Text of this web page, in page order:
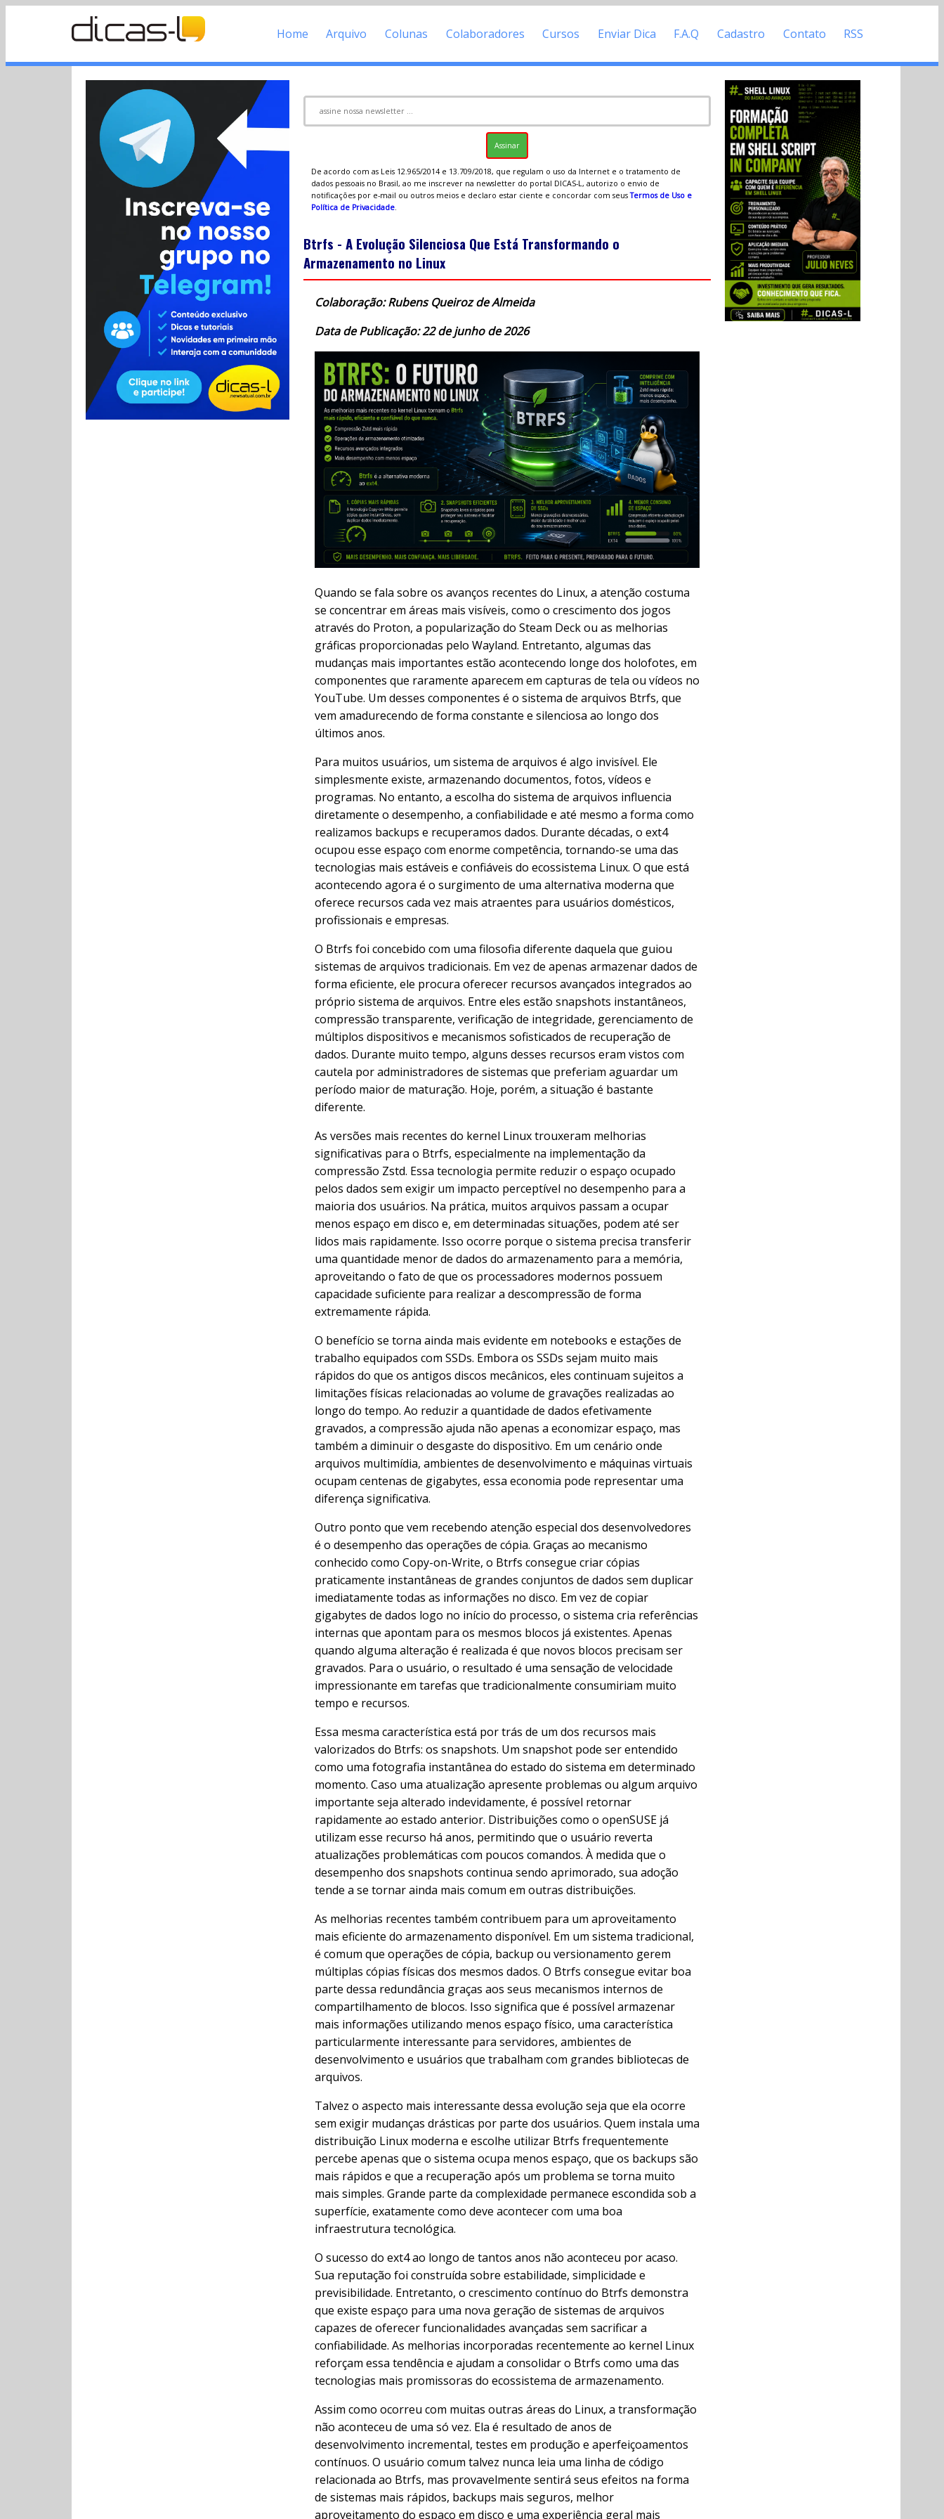
Home Arquivo Colunas Colaboradores Cursos Enviar Dica F.A.Q Cadastro Contato RSS
De acordo com as Leis 12.965/2014 e 13.709/2018, que regulam o uso da Internet e o tratamento de
dados pessoais no Brasil, ao me inscrever na newsletter do portal DICAS-L, autorizo o envio de
notificações por e-mail ou outros meios e declaro estar ciente e concordar com seusTermos de Uso e
Política de Privacidade.
Btrfs - A Evolução Silenciosa Que Está Transformando o
Armazenamento no Linux
Colaboração: Rubens Queiroz de Almeida
Data de Publicação: 22 de junho de 2026
Quando se fala sobre os avanços recentes do Linux, a atenção costuma
se concentrar em áreas mais visíveis, como o crescimento dos jogos
através do Proton, a popularização do Steam Deck ou as melhorias
gráficas proporcionadas pelo Wayland. Entretanto, algumas das
mudanças mais importantes estão acontecendo longe dos holofotes, em
componentes que raramente aparecem em capturas de tela ou vídeos no
YouTube. Um desses componentes é o sistema de arquivos Btrfs, que
vem amadurecendo de forma constante e silenciosa ao longo dos
últimos anos.
Para muitos usuários, um sistema de arquivos é algo invisível. Ele
simplesmente existe, armazenando documentos, fotos, vídeos e
programas. No entanto, a escolha do sistema de arquivos influencia
diretamente o desempenho, a confiabilidade e até mesmo a forma como
realizamos backups e recuperamos dados. Durante décadas, o ext4
ocupou esse espaço com enorme competência, tornando-se uma das
tecnologias mais estáveis e confiáveis do ecossistema Linux. O que está
acontecendo agora é o surgimento de uma alternativa moderna que
oferece recursos cada vez mais atraentes para usuários domésticos,
profissionais e empresas.
O Btrfs foi concebido com uma filosofia diferente daquela que guiou
sistemas de arquivos tradicionais. Em vez de apenas armazenar dados de
forma eficiente, ele procura oferecer recursos avançados integrados ao
próprio sistema de arquivos. Entre eles estão snapshots instantâneos,
compressão transparente, verificação de integridade, gerenciamento de
múltiplos dispositivos e mecanismos sofisticados de recuperação de
dados. Durante muito tempo, alguns desses recursos eram vistos com
cautela por administradores de sistemas que preferiam aguardar um
período maior de maturação. Hoje, porém, a situação é bastante
diferente.
As versões mais recentes do kernel Linux trouxeram melhorias
significativas para o Btrfs, especialmente na implementação da
compressão Zstd. Essa tecnologia permite reduzir o espaço ocupado
pelos dados sem exigir um impacto perceptível no desempenho para a
maioria dos usuários. Na prática, muitos arquivos passam a ocupar
menos espaço em disco e, em determinadas situações, podem até ser
lidos mais rapidamente. Isso ocorre porque o sistema precisa transferir
uma quantidade menor de dados do armazenamento para a memória,
aproveitando o fato de que os processadores modernos possuem
capacidade suficiente para realizar a descompressão de forma
extremamente rápida.
O benefício se torna ainda mais evidente em notebooks e estações de
trabalho equipados com SSDs. Embora os SSDs sejam muito mais
rápidos do que os antigos discos mecânicos, eles continuam sujeitos a
limitações físicas relacionadas ao volume de gravações realizadas ao
longo do tempo. Ao reduzir a quantidade de dados efetivamente
gravados, a compressão ajuda não apenas a economizar espaço, mas
também a diminuir o desgaste do dispositivo. Em um cenário onde
arquivos multimídia, ambientes de desenvolvimento e máquinas virtuais
ocupam centenas de gigabytes, essa economia pode representar uma
diferença significativa.
Outro ponto que vem recebendo atenção especial dos desenvolvedores
é o desempenho das operações de cópia. Graças ao mecanismo
conhecido como Copy-on-Write, o Btrfs consegue criar cópias
praticamente instantâneas de grandes conjuntos de dados sem duplicar
imediatamente todas as informações no disco. Em vez de copiar
gigabytes de dados logo no início do processo, o sistema cria referências
internas que apontam para os mesmos blocos já existentes. Apenas
quando alguma alteração é realizada é que novos blocos precisam ser
gravados. Para o usuário, o resultado é uma sensação de velocidade
impressionante em tarefas que tradicionalmente consumiriam muito
tempo e recursos.
Essa mesma característica está por trás de um dos recursos mais
valorizados do Btrfs: os snapshots. Um snapshot pode ser entendido
como uma fotografia instantânea do estado do sistema em determinado
momento. Caso uma atualização apresente problemas ou algum arquivo
importante seja alterado indevidamente, é possível retornar
rapidamente ao estado anterior. Distribuições como o openSUSE já
utilizam esse recurso há anos, permitindo que o usuário reverta
atualizações problemáticas com poucos comandos. À medida que o
desempenho dos snapshots continua sendo aprimorado, sua adoção
tende a se tornar ainda mais comum em outras distribuições.
As melhorias recentes também contribuem para um aproveitamento
mais eficiente do armazenamento disponível. Em um sistema tradicional,
é comum que operações de cópia, backup ou versionamento gerem
múltiplas cópias físicas dos mesmos dados. O Btrfs consegue evitar boa
parte dessa redundância graças aos seus mecanismos internos de
compartilhamento de blocos. Isso significa que é possível armazenar
mais informações utilizando menos espaço físico, uma característica
particularmente interessante para servidores, ambientes de
desenvolvimento e usuários que trabalham com grandes bibliotecas de
arquivos.
Talvez o aspecto mais interessante dessa evolução seja que ela ocorre
sem exigir mudanças drásticas por parte dos usuários. Quem instala uma
distribuição Linux moderna e escolhe utilizar Btrfs frequentemente
percebe apenas que o sistema ocupa menos espaço, que os backups são
mais rápidos e que a recuperação após um problema se torna muito
mais simples. Grande parte da complexidade permanece escondida sob a
superfície, exatamente como deve acontecer com uma boa
infraestrutura tecnológica.
O sucesso do ext4 ao longo de tantos anos não aconteceu por acaso.
Sua reputação foi construída sobre estabilidade, simplicidade e
previsibilidade. Entretanto, o crescimento contínuo do Btrfs demonstra
que existe espaço para uma nova geração de sistemas de arquivos
capazes de oferecer funcionalidades avançadas sem sacrificar a
confiabilidade. As melhorias incorporadas recentemente ao kernel Linux
reforçam essa tendência e ajudam a consolidar o Btrfs como uma das
tecnologias mais promissoras do ecossistema de armazenamento.
Assim como ocorreu com muitas outras áreas do Linux, a transformação
não aconteceu de uma só vez. Ela é resultado de anos de
desenvolvimento incremental, testes em produção e aperfeiçoamentos
contínuos. O usuário comum talvez nunca leia uma linha de código
relacionada ao Btrfs, mas provavelmente sentirá seus efeitos na forma
de sistemas mais rápidos, backups mais seguros, melhor
aproveitamento do espaço em disco e uma experiência geral mais